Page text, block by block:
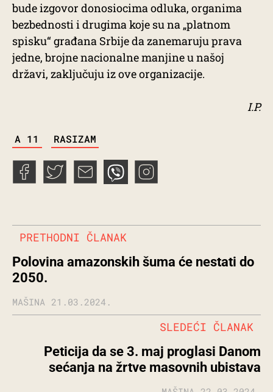
bude izgovor donosiocima odluka, organima
bezbednosti i drugima koje su na „platnom
spisku“ građana Srbije da zanemaruju prava
jedne, brojne nacionalne manjine u našoj
državi, zaključuju iz ove organizacije.
I.P.
A 11 RASIZAM
PRETHODNI ČLANAK
Polovina amazonskih šuma će nestati do
2050.
MAŠINA 21.03.2024.
Peticija da se 3. maj proglasi Danom
sećanja na žrtve masovnih ubistava
SLEDEĆI ČLANAK